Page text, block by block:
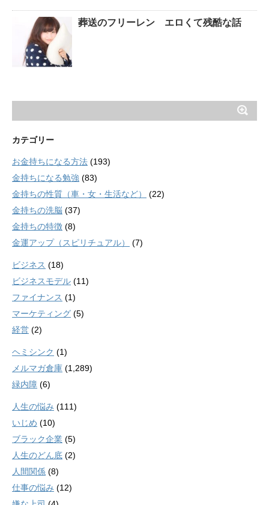
葬送のフリーレン エロくて残酷な話
カテゴリー
お金持ちになる方法 (193)
金持ちになる勉強 (83)
金持ちの性質（車・女・生活など）
(22)
金持ちの洗脳 (37)
金持ちの特徴 (8)
金運アップ（スピリチュアル）
(7)
ビジネス (18)
ビジネスモデル (11)
ファイナンス (1)
マーケティング (5)
経営 (2)
ヘミシンク (1)
メルマガ倉庫 (1,289)
緑内障 (6)
人生の悩み (111)
いじめ (10)
ブラック企業 (5)
人生のどん底 (2)
人間関係 (8)
仕事の悩み (12)